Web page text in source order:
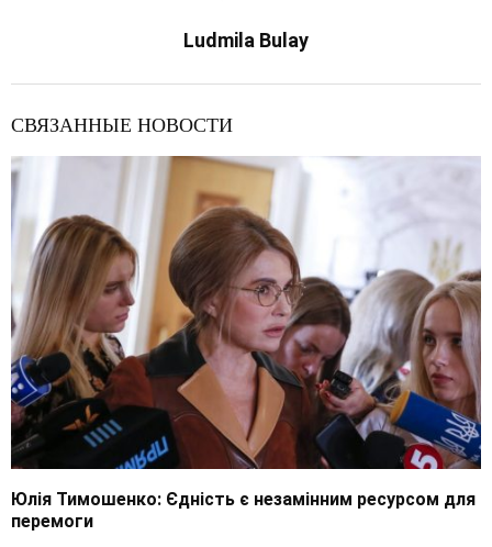
Ludmila Bulay
СВЯЗАННЫЕ НОВОСТИ
Юлія Тимошенко: Єдність є незамінним ресурсом для
перемоги